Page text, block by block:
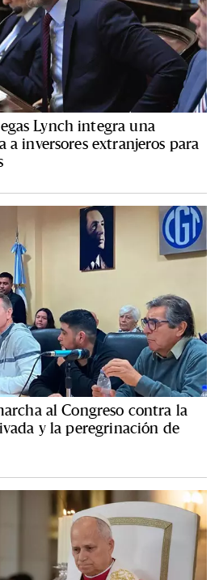
Lynch integra una
a inversores extranjeros para
al Congreso contra la
y la peregrinación de